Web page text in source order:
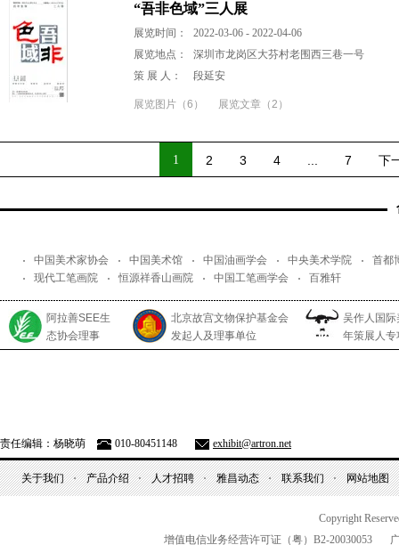
“吾非色域”三人展
展览时间：
2022-03-06 - 2022-04-06
展览地点：
深圳市龙岗区大芬村老围西三巷一号
策 展 人：
段延安
展览图片（6） 展览文章（2）
1 2 3 4 7 下
中国美术家协会 中国美术馆 中国油画学会 中央美术学院
首都
现代工笔画院
恒源祥香山画院 中国工笔画学会 百雅轩
阿拉善SEE生
态协会理事
北京故宫文物保护基金会
发起人及理事单位
吴作人国
年策展人专
责任编辑：杨晓萌 010-80451148 exhibit@artron.net
关于我们 产品介绍 人才招聘 雅昌动态 联系我们 网站地图
Copyright
增值电信业务经营许可证（粤） B2-20030053